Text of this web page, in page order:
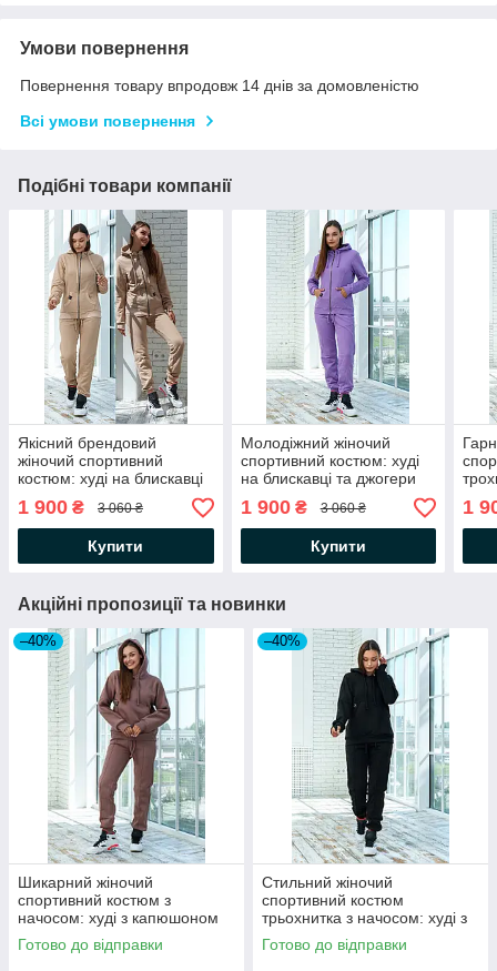
Умови повернення
Повернення товару впродовж 14 днів за домовленістю
Всі умови повернення
Подібні товари компанії
Якісний брендовий
жіночий спортивний
костюм: худі на блискавці
1 900 ₴ 3 060 ₴
Купити
Молодіжний жіночий
спортивний костюм: худі
на блискавці та джогери
1 900₴ 3 060 ₴
Купити
1
Акційні пропозиції та новинки
–40%
Шикарний жіночий
спортивний костюм з
начосом: худі з капюшоном
та штани
Готово до відправки
–40%
Стильний жіночий
спортивний костюм
трьохнитка з начосом: худі з
капюшоном та штани
Готово до відправки